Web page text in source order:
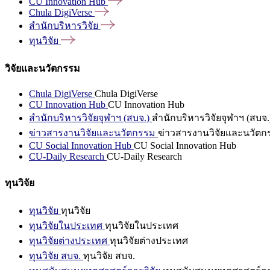
Chula DigiVerse
สำนักบริหารวิจัย
ทุนวิจัย
วิจัยและนวัตกรรม
Chula DigiVerse Chula DigiVerse
CU Innovation Hub CU Innovation Hub
สำนักบริหารวิจัยจุฬาฯ (สบจ.) สำนักบริหารวิจัยจุฬาฯ (สบจ
ข่าวสารงานวิจัยและนวัตกรรม ข่าวสารงานวิจัยและนวัตก
CU Social Innovation Hub CU Social Innovation Hub
CU-Daily Research CU-Daily Research
ทุนวิจัย
ทุนวิจัย ทุนวิจัย
ทุนวิจัยในประเทศ ทุนวิจัยในประเทศ
ทุนวิจัยต่างประเทศ ทุนวิจัยต่างประเทศ
ทุนวิจัย สบจ. ทุนวิจัย สบจ.